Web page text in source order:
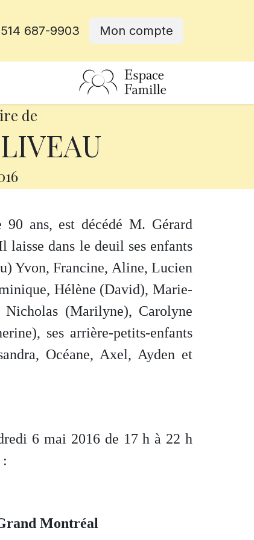
514 687-9903 Mon compte
de
ans, est décédé M. Gérard
dans le deuil ses enfants
Yvon, Francine, Aline, Lucien
Hélène (David), Marie-
(Marilyne), Carolyne
ses arrière-petits-enfants
Océane, Axel, Ayden et
6 mai 2016 de 17 h à 22 h
Montréal